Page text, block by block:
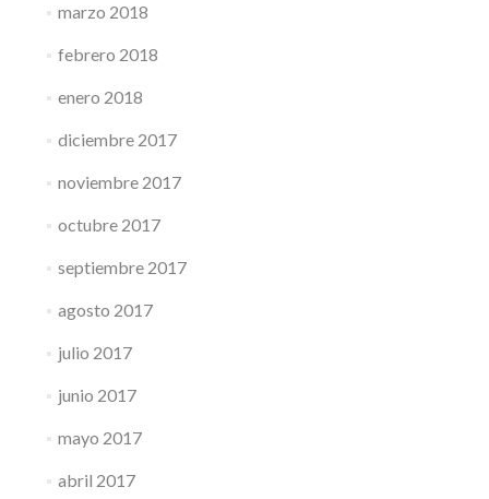
marzo 2018
febrero 2018
enero 2018
diciembre 2017
noviembre 2017
octubre 2017
septiembre 2017
agosto 2017
julio 2017
junio 2017
mayo 2017
abril 2017